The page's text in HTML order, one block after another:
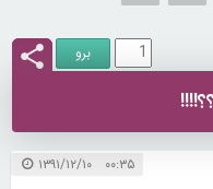
۰۰:۳۵ ۱۳۹۱/۱۲/۱۰